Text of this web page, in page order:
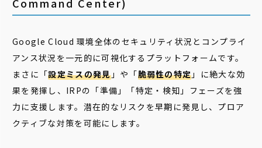
Google Cloud 環境全体のセキュリティ状況とコンプライ
アンス状況を一元的に可視化するプラットフォームです。
まさに「設定ミスの発見」や「脆弱性の特定 」に絶大な効
果を発揮し、IRPの「準備」「特定・検知」フェーズを強
力に支援します。潜在的なリスクを早期に発見し、プロア
クティブな対策を可能にします。